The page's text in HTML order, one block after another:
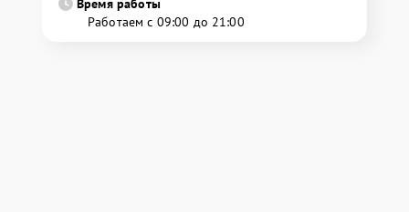
Время работы
Работаем с 09:00 до 21:00